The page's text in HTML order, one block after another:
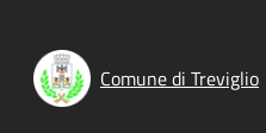
Comune di Treviglio